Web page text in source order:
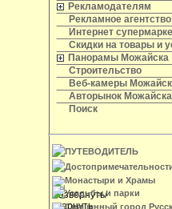
Рекламодателям
Рекламное агентство
Интернет
Скидки на товары и
Панорамы Можайска
Строительство
Веб-камеры
Авторынок Можайска
Поиск
ПУТЕВОДИТЕЛЬ
Монастыри и Храмы
Усадьбы и парки
Священный город